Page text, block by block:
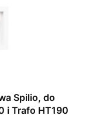
Spilio, do
i Trafo HT190